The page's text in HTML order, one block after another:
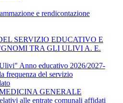
e rendicontazione
SERVIZIO EDUCATIVO E
TRA GLI ULIVI A. E.
Anno educativo 2026/2027-
frequenza del servizio
GENERALE
alle entrate comunali affidati